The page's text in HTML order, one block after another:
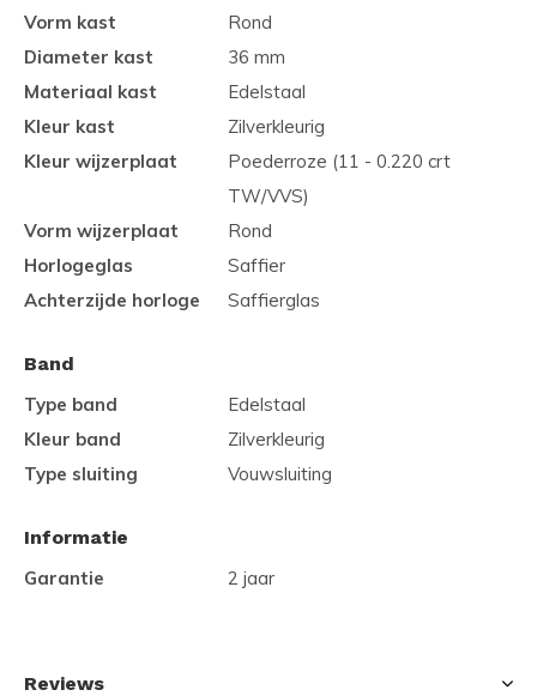
Vorm kast
Rond
Diameter kast
36 mm
Materiaal kast
Edelstaal
Kleur kast
Zilverkleurig
Kleur wijzerplaat
Poederroze (11 - 0.220 crt
TW/VVS)
Vorm wijzerplaat
Rond
Horlogeglas
Saffier
Achterzijde horloge
Saffierglas
Band
Type band
Edelstaal
Kleur band
Zilverkleurig
Type sluiting
Vouwsluiting
Informatie
Garantie
2 jaar
Reviews